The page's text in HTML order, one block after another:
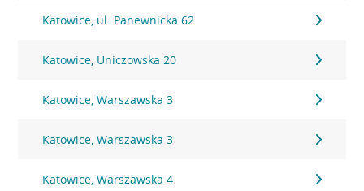
Katowice, ul. Panewnicka 62
Katowice, Uniczowska 20
Katowice, Warszawska 3
Katowice, Warszawska 3
Katowice, Warszawska 4